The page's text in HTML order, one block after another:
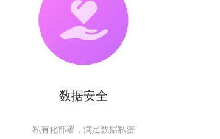
数据安全
私有化部署，满足数据私密